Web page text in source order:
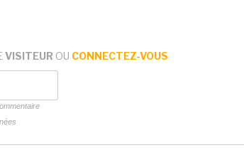
VISITEUR OU CONNECTEZ-VOUS